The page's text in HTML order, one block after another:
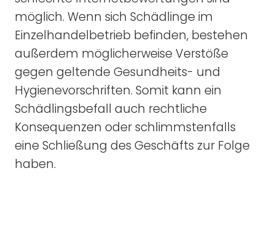
möglich. Wenn sich Schädlinge im
Einzelhandelbetrieb befinden, bestehen
außerdem möglicherweise Verstöße
gegen geltende Gesundheits- und
Hygienevorschriften. Somit kann ein
Schädlingsbefall auch rechtliche
Konsequenzen oder schlimmstenfalls
eine Schließung des Geschäfts zur Folge
haben.